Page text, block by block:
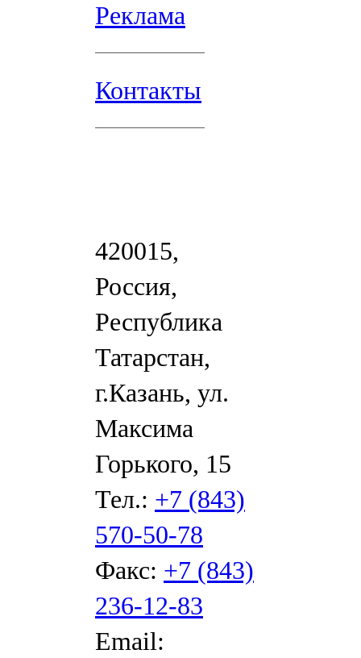
Реклама
Контакты
420015,
Россия,
Республика
Татарстан,
г.Казань, ул.
Максима
Горького, 15
Тел.: +7 (843)
570-50-78
Факс: +7 (843)
236-12-83
Email: